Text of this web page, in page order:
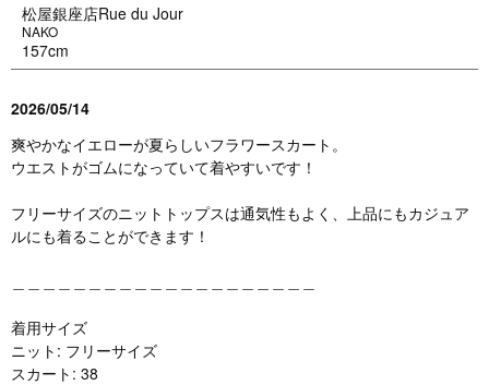
松屋銀座店Rue du Jour
NAKO
157cm
2026/05/14
爽やかなイエローが夏らしいフラワースカート。
ウエストがゴムになっていて着やすいです！
フリーサイズのニットトップスは通気性もよく、上品にもカジュア
ルにも着ることができます！
着用サイズ
ニット: フリーサイズ
スカート: 38